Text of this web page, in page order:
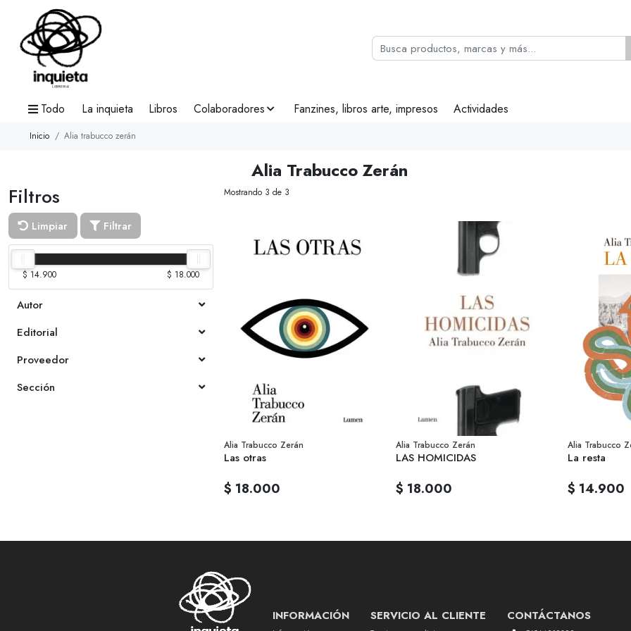
Todo La inquieta Libros Colaboradores Fanzines, libros arte, impresos Actividades
Inicio Alia trabucco zerán
Alia Trabucco Zerán
Filtros
Limpiar Filtrar
$ 14.900 $ 18.000
Autor
Editorial
Proveedor
Sección
Mostrando 3 de 3
Alia Trabucco Zerán
Las otras
$ 18.000
Alia Trabucco Zerán
LAS HOMICIDAS
$ 18.000
Alia Trabucco
La resta
$ 14.900
INFORMACIÓN SERVICIO AL CLIENTE CONTÁCTANOS